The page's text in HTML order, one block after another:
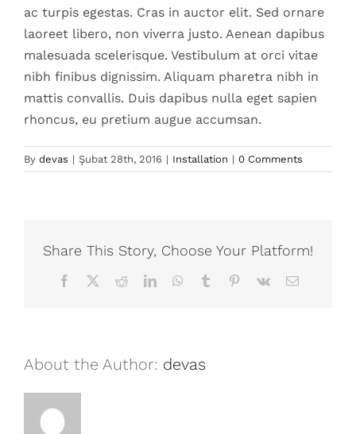
ac turpis egestas. Cras in auctor elit. Sed ornare
laoreet libero, non viverra justo. Aenean dapibus
malesuada scelerisque. Vestibulum at orci vitae
nibh finibus dignissim. Aliquam pharetra nibh in
mattis convallis. Duis dapibus nulla eget sapien
rhoncus, eu pretium augue accumsan.
By devas | Şubat 28th, 2016 | Installation | 0 Comments
Share This Story, Choose Your Platform!
Facebook RedditLinkedInWhatsApp
Tumblr Pinterest
Vk Email
About the Author: devas